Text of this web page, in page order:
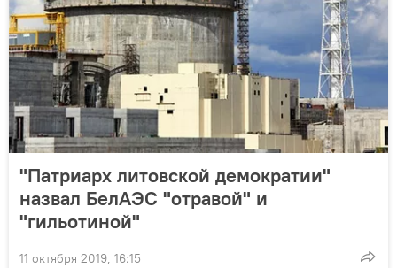
"Патриарх литовской демократии"
назвал БелАЭС "отравой" и
"гильотиной"
11 октября 2019, 16:15